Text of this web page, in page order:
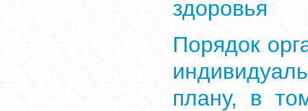
здоровья
Порядок
плану, в